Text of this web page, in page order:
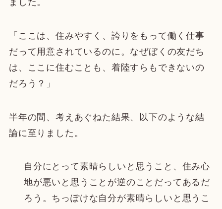
「ここは、住みやすく、誇りをもって働く仕事
だって用意されているのに。なぜぼくの友だち
は、ここに住むことも、着陸すらもできないの
だろう？」
半年の間、考えあぐねた結果、以下のような結
論に至りました。
自分にとって素晴らしいと思うこと、住み心
地が悪いと思うことが逆のことだってあるだ
ろう。ちっぽけな自分が素晴らしいと思うこ